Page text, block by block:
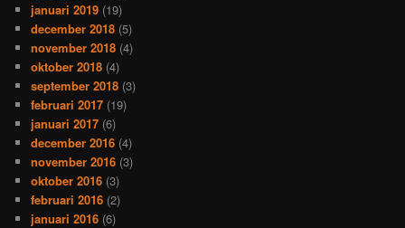
januari 2019 (19)
december 2018 (5)
november 2018 (4)
oktober 2018 (4)
september 2018 (3)
februari 2017 (19)
januari 2017 (6)
december 2016 (4)
november 2016 (3)
oktober 2016 (3)
februari 2016 (2)
januari 2016 (6)